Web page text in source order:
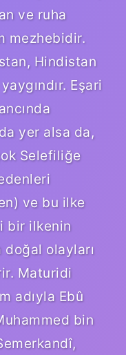
ve ruha
mezhebidir.
Hindistan
Eşari
yer alsa da,
Selefiliğe
ve bu ilke
bir ilkenin
doğal olayları
Maturidi
adıyla Ebû
bin